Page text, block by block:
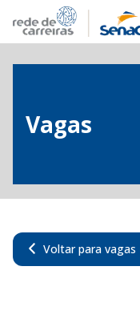
Vagas
Voltar para vagas